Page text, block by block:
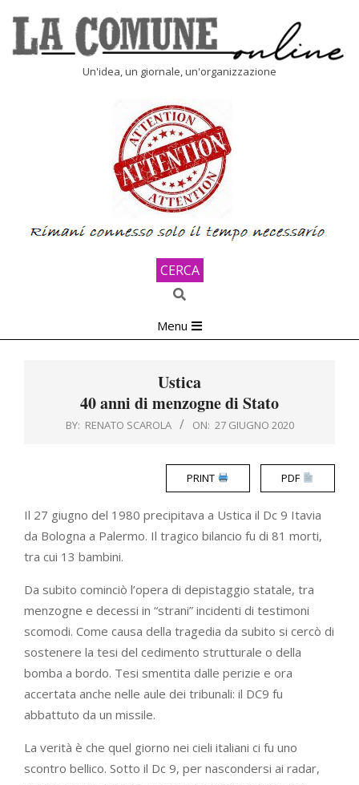
content
Un'idea, un giornale, un'organizzazione
CERCA
Search
Navigation
Menu
Ustica
40 anni di menzogne di Stato
BY: RENATO SCAROLA ON: 27 GIUGNO 2020
PRINT PDF
Il 27 giugno del 1980 precipitava a Ustica il Dc 9 Itavia
da Bologna a Palermo. Il tragico bilancio fu di 81 morti,
tra cui 13 bambini.
Da subito cominciò l’opera di depistaggio statale, tra
menzogne e decessi in “strani” incidenti di testimoni
scomodi. Come causa della tragedia da subito si cercò di
sostenere la tesi del cedimento strutturale o della
bomba a bordo. Tesi smentita dalle perizie e ora
accertata anche nelle aule dei tribunali: il DC9 fu
abbattuto da un missile.
La verità è che quel giorno nei cieli italiani ci fu uno
scontro bellico. Sotto il Dc 9, per nascondersi ai radar,